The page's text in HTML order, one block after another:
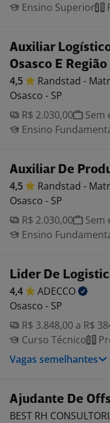
Ensino Superior
Auxiliar
Osasco E Região
4,5 Randstad -
Osasco - SP
R$ 2.030,00
Sem
Ensino
Auxiliar De
4,5 Randstad -
Osasco - SP
R$ 2.030,00
Sem
Ensino
Lider De
4,4
ADECCO
Osasco - SP
R$ 3.848,00 a R$
Curso Técnico
Vagas semelhantes
Ajudante De
BEST RH